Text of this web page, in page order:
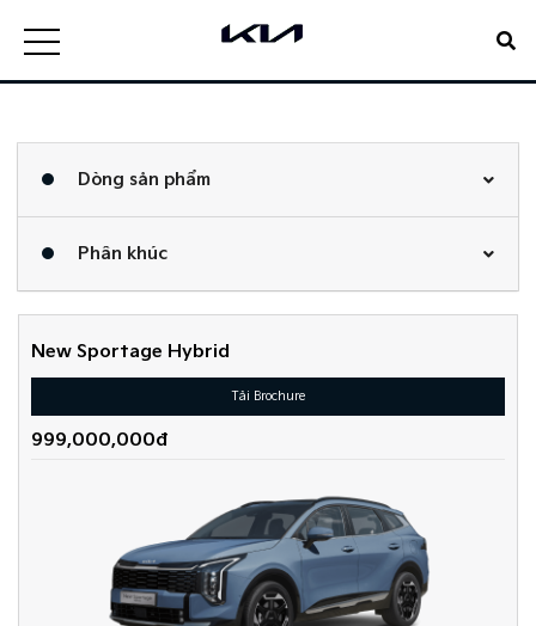
Dòng sản phẩm
Phân khúc
New Sportage Hybrid
Tải Brochure
999,000,000đ